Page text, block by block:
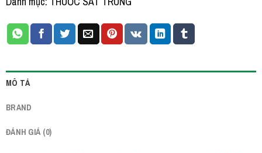
MÔ TẢ
BRAND
ĐÁNH GIÁ (0)